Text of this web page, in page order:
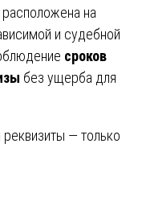
на
и судебной
сроков
без ущерба для
— только